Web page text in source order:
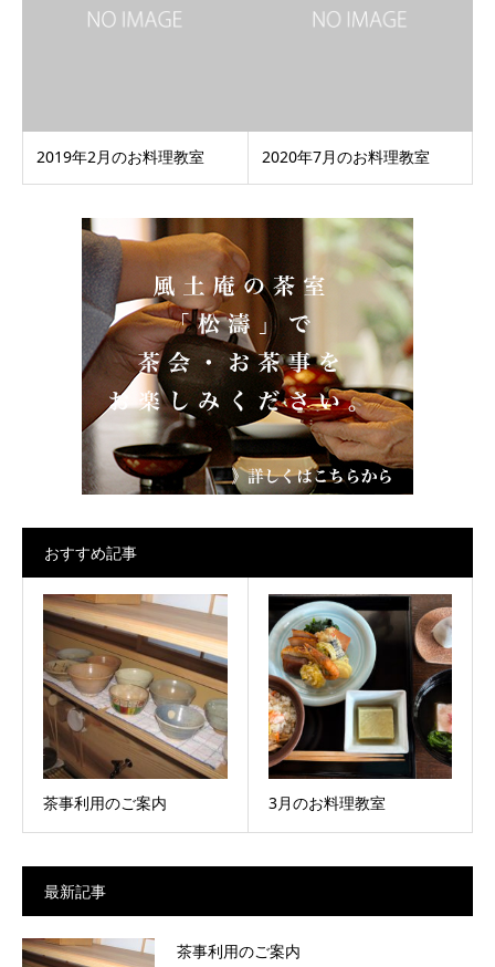
2019年2月のお料理教室 2020年7月のお料理教室
おすすめ記事
茶事利用のご案内 3月のお料理教室
最新記事
茶事利用のご案内